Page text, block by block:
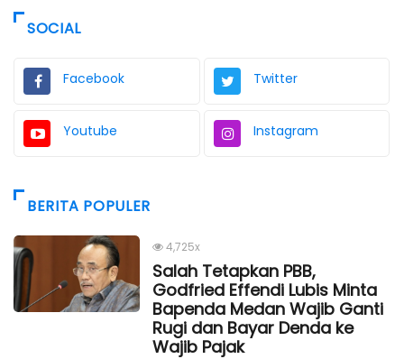
SOCIAL
Facebook Twitter
Youtube Instagram
BERITA POPULER
4,725x
Salah Tetapkan PBB,
Godfried Effendi Lubis Minta
Bapenda Medan Wajib Ganti
Rugi dan Bayar Denda ke
Wajib Pajak